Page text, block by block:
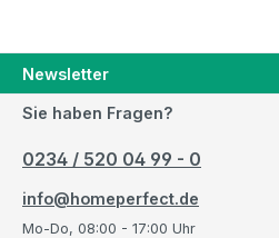
Newsletter
Sie haben Fragen?
0234 / 520 04 99 - 0
info@homeperfect.de
Mo-Do, 08:00 - 17:00 Uhr